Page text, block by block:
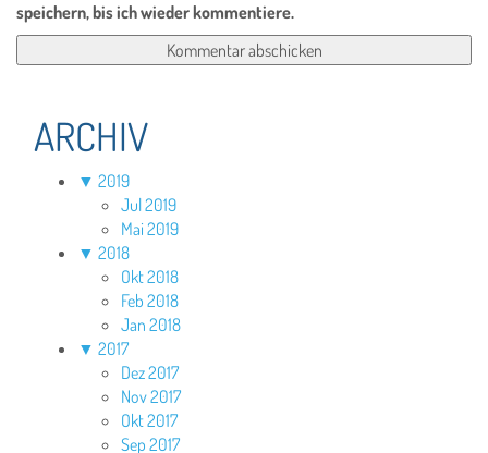
speichern, bis ich wieder kommentiere.
ARCHIV
▼ 2019
Jul 2019
Mai 2019
▼ 2018
Okt 2018
Feb 2018
Jan 2018
▼ 2017
Dez 2017
Nov 2017
Okt 2017
Sep 2017